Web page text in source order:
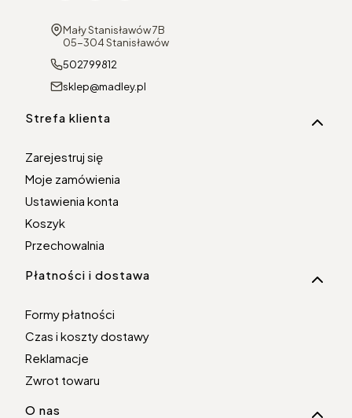
Adres:
Mały Stanisławów 7B
05-304 Stanisławów
502799812
sklep@madley.pl
Linki w stopce
Strefa klienta
Zarejestruj się
Moje zamówienia
Ustawienia konta
Koszyk
Przechowalnia
Płatności i dostawa
Formy płatności
Czas i koszty dostawy
Reklamacje
Zwrot towaru
O nas